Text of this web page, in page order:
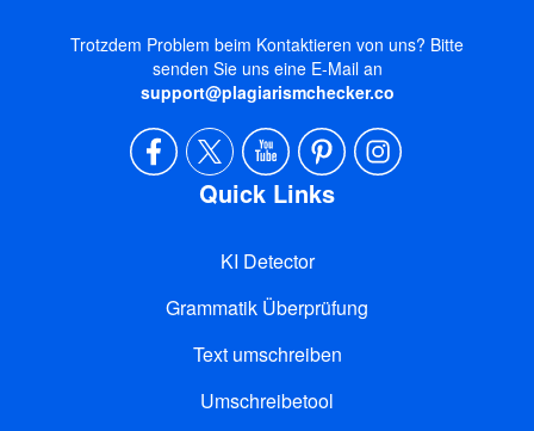
Trotzdem Problem beim Kontaktieren von uns? Bitte
senden Sie uns eine E-Mail an
support@plagiarismchecker.co
Quick Links
KI Detector
Grammatik Überprüfung
Text umschreiben
Umschreibetool